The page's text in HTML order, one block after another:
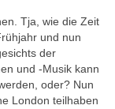
Tja, wie die Zeit
und nun
der
und -Musik kann
oder? Nun
London teilhaben